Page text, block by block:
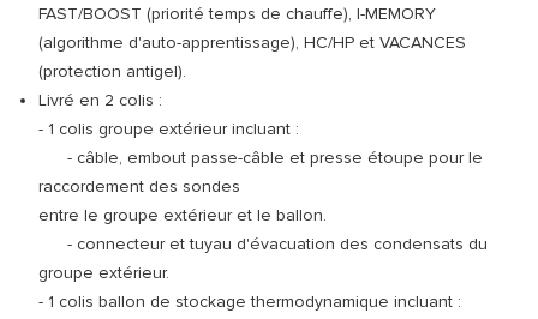
FAST/BOOST (priorité temps de chauffe), I-MEMORY
(algorithme d'auto-apprentissage), HC/HP et VACANCES
(protection antigel).
Livré en 2 colis :
- 1 colis groupe extérieur incluant :
- câble, embout passe-câble et presse étoupe pour le
raccordement des sondes
entre le groupe extérieur et le ballon.
- connecteur et tuyau d'évacuation des condensats du
groupe extérieur.
- 1 colis ballon de stockage thermodynamique incluant :